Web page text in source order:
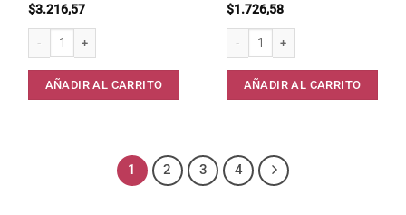
$3.216,57
Secador goma nº 50 RoooooA c/ codigo 05 cantidad
AÑADIR AL CARRITO
$1.726,58
Secador goma nº 40 liviano
AÑADIR AL CARRITO
1 2 3 4